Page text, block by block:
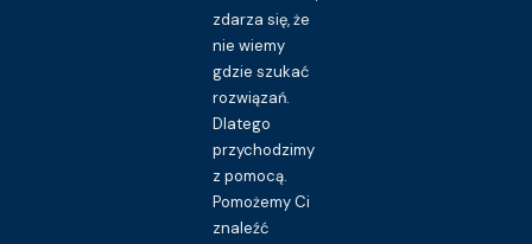
zdarza się, że
nie wiemy
gdzie szukać
rozwiązań.
Dlatego
przychodzimy
z pomocą.
Pomożemy Ci
znaleźć